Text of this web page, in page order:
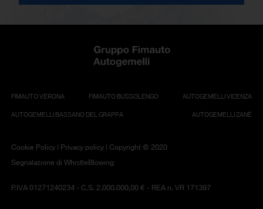
FIMAUTO VERONA FIMAUTO BUSSOLENGO AUTOGEMELLI VICENZA
AUTOGEMELLI BASSANO DEL GRAPPA AUTOGEMELLI ZANÈ
Cookie Policy Privacy policy| Copyright © 2020
Segnalazione di WhistleBlowing
P.IVA 01271240234 - C.S. 2.000.000,00 € - REA n. VR 171397